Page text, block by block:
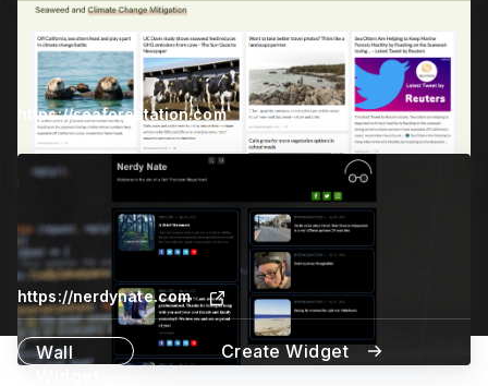
Widget
https://seaforestation.com
Wall
Create Widget
https://nerdynate.com
Wall
Create Widget